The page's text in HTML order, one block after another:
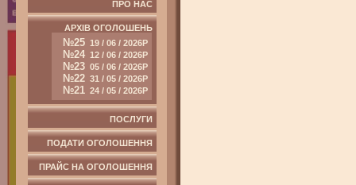
ПРО НАС
АРХІВ ОГОЛОШЕНЬ
№25 19 / 06 / 2026Р
№24 12 / 06 / 2026Р
№23 05 / 06 / 2026Р
№22 31 / 05 / 2026Р
№21 24 / 05 / 2026Р
ПОСЛУГИ
ПОДАТИ ОГОЛОШЕННЯ
ПРАЙС НА ОГОЛОШЕННЯ